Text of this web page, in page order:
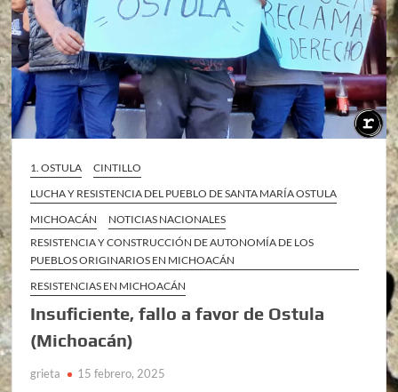
1. OSTULA
CINTILLO
LUCHA Y RESISTENCIA DEL PUEBLO DE SANTA MARÍA OSTULA
MICHOACÁN
NOTICIAS NACIONALES
RESISTENCIA Y CONSTRUCCIÓN DE AUTONOMÍA DE LOS
PUEBLOS ORIGINARIOS EN MICHOACÁN
RESISTENCIAS EN MICHOACÁN
Insuficiente, fallo a favor de Ostula
(Michoacán)
grieta 15 febrero, 2025